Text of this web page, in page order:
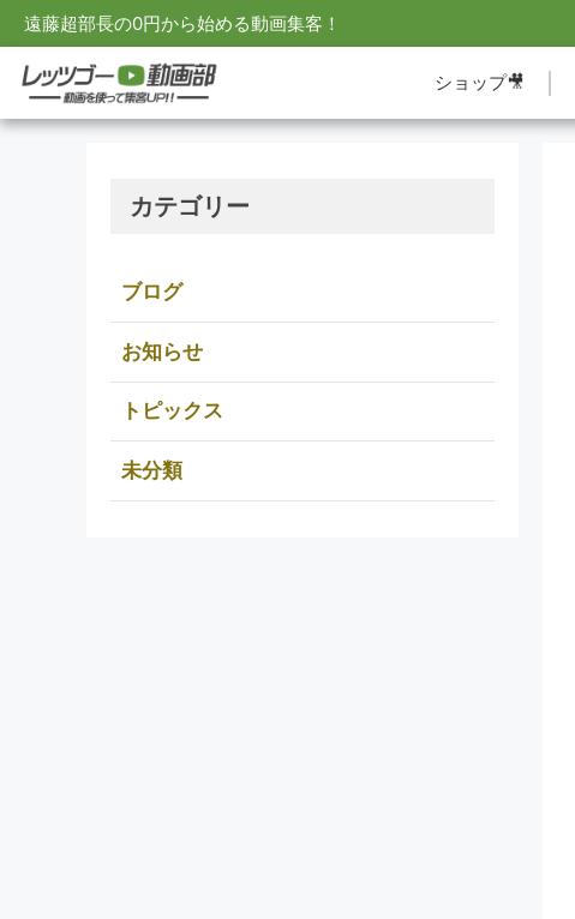
遠藤超部長の0円から始める動画集客！
ショップ🎥
カテゴリー
ブログ
お知らせ
トピックス
未分類